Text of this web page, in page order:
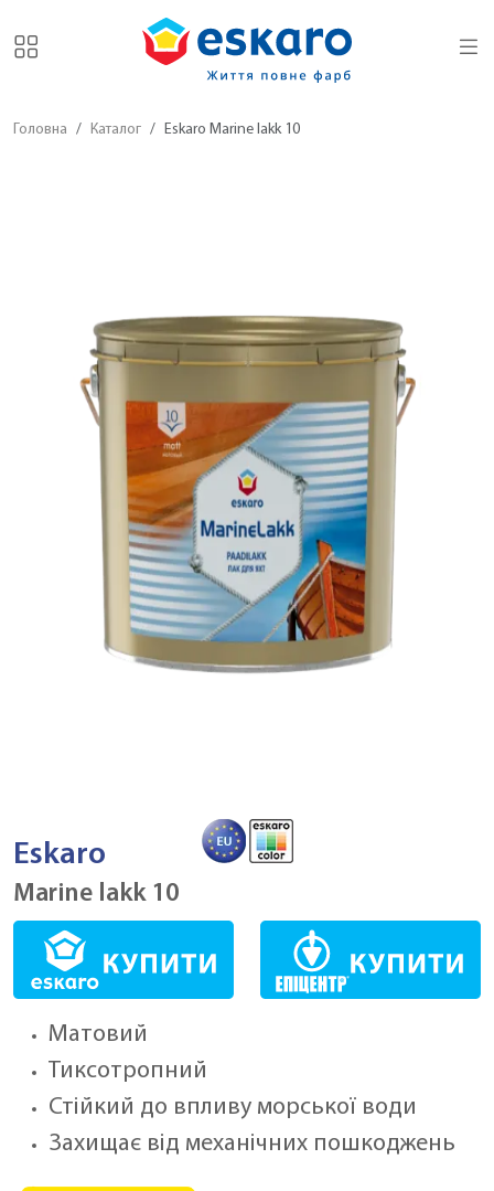
Головна Каталог Eskaro Marine lakk 10
Eskaro
Marine lakk 10
Матовий
Тиксотропний
Стійкий до впливу морської води
Захищає від механічних пошкоджень